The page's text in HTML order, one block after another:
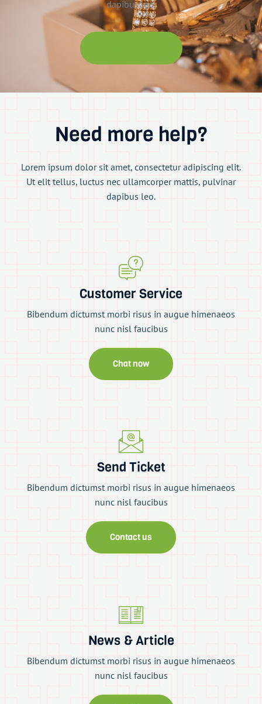
dapibus leo.
Need more help?
Lorem ipsum dolor sit amet, consectetur adipiscing elit.
Ut elit tellus, luctus nec ullamcorper mattis, pulvinar
dapibus leo.
Customer Service
Bibendum dictumst morbi risus in augue himenaeos
nunc nisl faucibus
Chat now
Send Ticket
Bibendum dictumst morbi risus in augue himenaeos
nunc nisl faucibus
Contact us
News & Article
Bibendum dictumst morbi risus in augue himenaeos
nunc nisl faucibus